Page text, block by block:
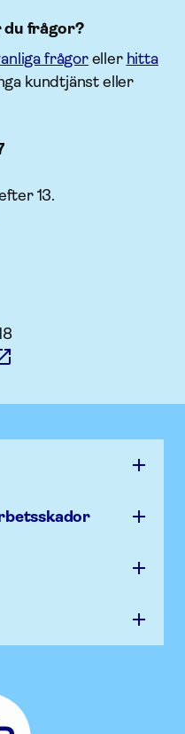
du frågor?
frågoreller hitta
kundtjänst eller
13.